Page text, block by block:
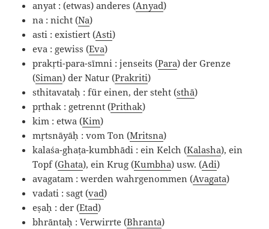
anyat : (etwas) anderes (Anyad)
na : nicht (Na)
asti : existiert (Asti)
eva : gewiss (Eva)
prakṛti-para-sīmni : jenseits (Para) der Grenze
(Siman) der Natur (Prakriti)
sthitavataḥ : für einen, der steht (sthā)
pṛthak : getrennt (Prithak)
kim : etwa (Kim)
mṛtsnāyāḥ : vom Ton (Mritsna)
kalaśa-ghaṭa-kumbhādi : ein Kelch (Kalasha), ein
Topf (Ghata), ein Krug (Kumbha) usw. (Adi)
avagatam : werden wahrgenommen (Avagata)
vadati : sagt (vad)
eṣaḥ : der (Etad)
bhrāntaḥ : Verwirrte (Bhranta)